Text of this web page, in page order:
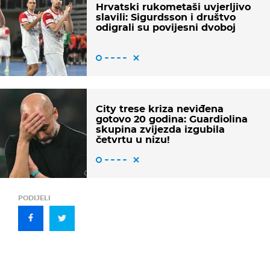
Hrvatski rukometaši uvjerljivo
slavili: Sigurdsson i društvo
odigrali su povijesni dvoboj
City trese kriza neviđena
gotovo 20 godina: Guardiolina
skupina zvijezda izgubila
četvrtu u nizu!
PODIJELI